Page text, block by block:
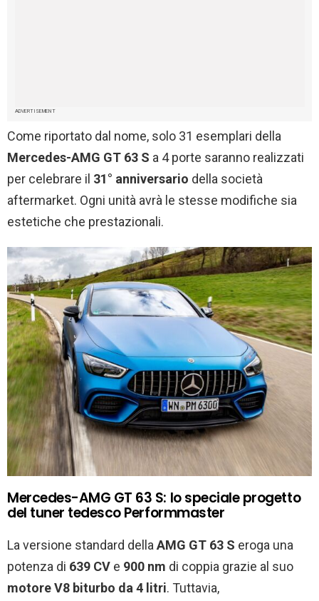
ADVERTISEMENT
Come riportato dal nome, solo 31 esemplari della
Mercedes-AMG GT 63 S a 4 porte saranno realizzati
per celebrare il 31° anniversario della società
aftermarket. Ogni unità avrà le stesse modifiche sia
estetiche che prestazionali.
Mercedes-AMG GT 63 S: lo speciale progetto
del tuner tedesco Performmaster
La versione standard dellaAMG GT 63 S eroga una
potenza di 639 CV e 900 nm di coppia grazie al suo
motore V8 biturbo da 4 litri. Tuttavia,